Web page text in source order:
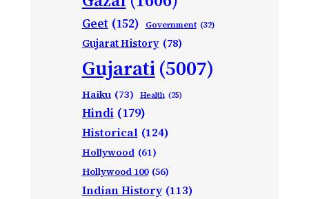
Geet (152) Government (32)
Gujarat History (78)
Gujarati(5007)
Haiku (73) Health (25)
Hindi (179)
Historical (124)
Hollywood (61)
Hollywood 100 (56)
Indian History (113)